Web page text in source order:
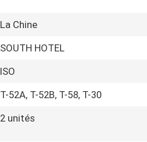
La Chine
SOUTH HOTEL
ISO
T-52A, T-52B, T-58, T-30
2 unités